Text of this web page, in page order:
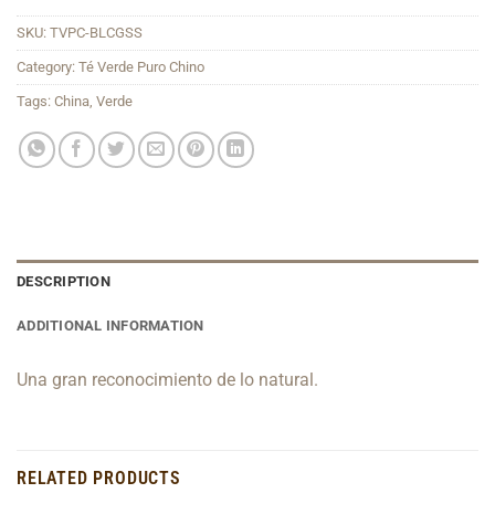
SKU: TVPC-BLCGSS
Category: Té Verde Puro Chino
Tags: China Verde
DESCRIPTION
ADDITIONAL INFORMATION
Una gran reconocimiento de lo natural.
RELATED PRODUCTS